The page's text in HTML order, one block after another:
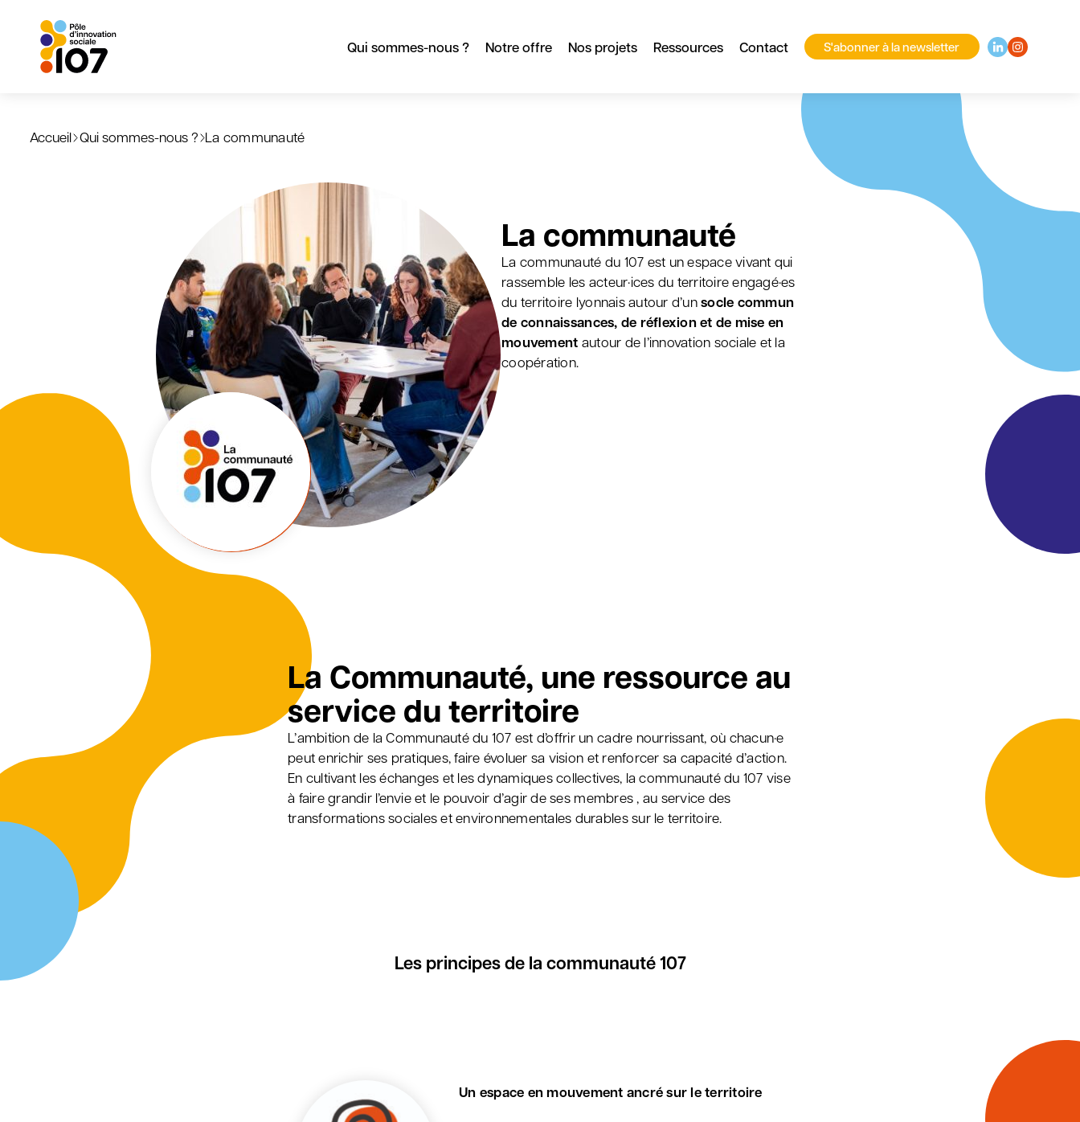
contenu
Qui sommes-nous ? Notre offre Nos projets Ressources Contact S'abonner à la newsletter
Accueil Qui sommes-nous ? La communauté
La communauté
La communauté du 107 est un espace vivant qui
rassemble les acteur·ices du territoire engagé·es
du territoire lyonnais autour d’unsocle commun
de connaissances, de réflexion et de mise en
mouvement autour de l’innovation sociale et la
coopération.
La Communauté, une ressource au
service du territoire
L’ambition de la Communauté du 107 est d’offrir un cadre nourrissant, où chacun·e
peut enrichir ses pratiques, faire évoluer sa vision et renforcer sa capacité d’action.
En cultivant les échanges et les dynamiques collectives, la communauté du 107 vise
à faire grandir l’envie et le pouvoir d’agir de ses membres , au service des
transformations sociales et environnementales durables sur le territoire.
Les principes de la communauté 107
Un espace en mouvement ancré sur le territoire